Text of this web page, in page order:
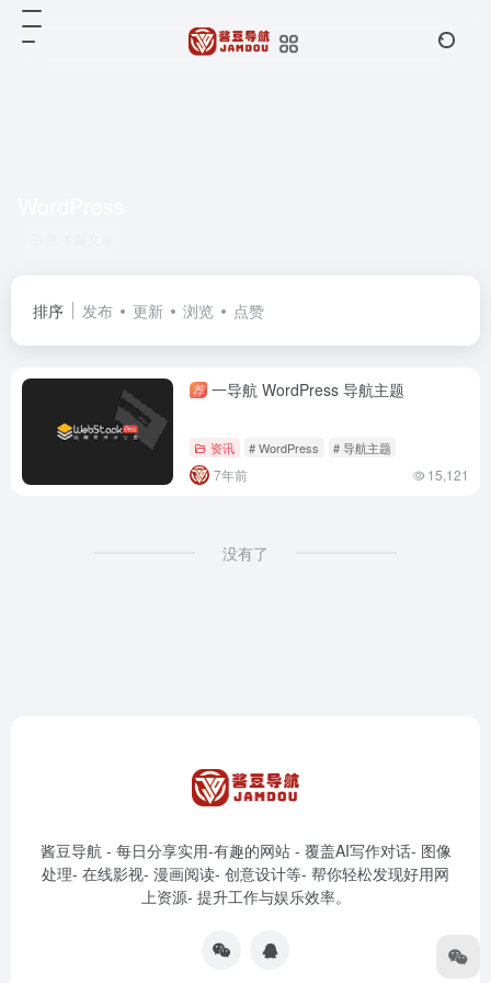
排序 发布 更新 浏览 点赞
荐 一导航 WordPress 导航主题
资讯 # WordPress # 导航主题
7年前 15,121
没有了
酱豆导航 - 每日分享实用-有趣的网站 - 覆盖AI写作对话- 图像
处理- 在线影视- 漫画阅读- 创意设计等- 帮你轻松发现好用网
上资源- 提升工作与娱乐效率。